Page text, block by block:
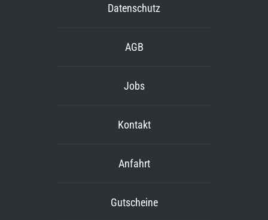
Datenschutz
AGB
Jobs
Kontakt
Anfahrt
Gutscheine